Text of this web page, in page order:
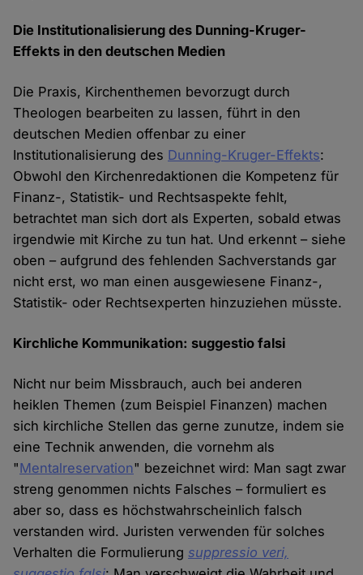
Die Institutionalisierung des Dunning-Kruger-
Effekts in den deutschen Medien
Die Praxis, Kirchenthemen bevorzugt durch
Theologen bearbeiten zu lassen, führt in den
deutschen Medien offenbar zu einer
Institutionalisierung des Dunning-Kruger-Effekts:
Obwohl den Kirchenredaktionen die Kompetenz für
Finanz-, Statistik- und Rechtsaspekte fehlt,
betrachtet man sich dort als Experten, sobald etwas
irgendwie mit Kirche zu tun hat. Und erkennt – siehe
oben – aufgrund des fehlenden Sachverstands gar
nicht erst, wo man einen ausgewiesene Finanz-,
Statistik- oder Rechtsexperten hinzuziehen müsste.
Kirchliche Kommunikation: suggestio falsi
Nicht nur beim Missbrauch, auch bei anderen
heiklen Themen (zum Beispiel Finanzen) machen
sich kirchliche Stellen das gerne zunutze, indem sie
eine Technik anwenden, die vornehm als
"Mentalreservation" bezeichnet wird: Man sagt zwar
streng genommen nichts Falsches – formuliert es
aber so, dass es höchstwahrscheinlich falsch
verstanden wird. Juristen verwenden für solches
Verhalten die Formulierungsuppressio veri,